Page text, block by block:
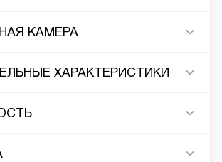
КАМЕРА
ХАРАКТЕРИСТИКИ